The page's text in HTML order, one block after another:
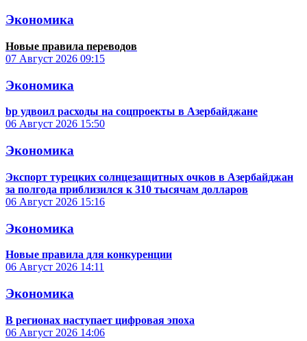
Экономика
Новые правила переводов
07 Август 2026 09:15
Экономика
bp удвоил расходы на соцпроекты в Азербайджане
06 Август 2026 15:50
Экономика
Экспорт турецких солнцезащитных очков в Азербайджан
за полгода приблизился к 310 тысячам долларов
06 Август 2026 15:16
Экономика
Новые правила для конкуренции
06 Август 2026 14:11
Экономика
В регионах наступает цифровая эпоха
06 Август 2026 14:06